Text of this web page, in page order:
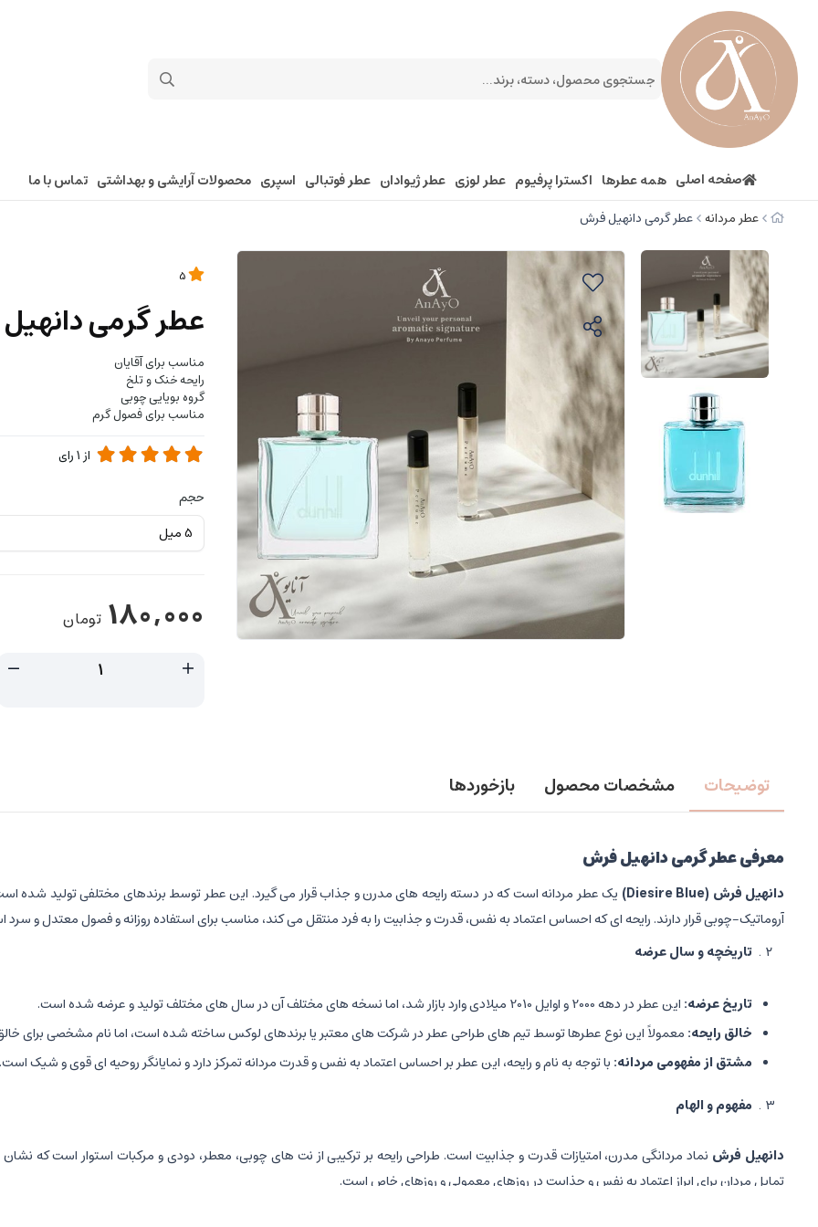
صفحه اصلی همه عطرها اکسترا پرفیوم عطر لوزی عطر ژیوادان عطر فوتبالی اسپری محصولات آرایشی و بهداشتی تماس با ما
عطر مردانه عطر گرمی دانهیل فرش
عطر گرمی
مناسب برای آقایان
رایحه خنک و تلخ
گروه بویایی چوبی
مناسب برای فصول گرم
از1رای
حجم
180,000 تومان
توضیحات مشخصات محصول بازخوردها
معرفی عطر گرمی دانهیل فرش
دانهیل فرش (Diesire Blue)
یک عطر مردانه است که در دسته رایحه های مدرن و جذاب قرار می گیرد. این عطر توسط برندهای مختلفی تولید شده
آروماتیک-چوبی قرار دارند. رایحه ای که احساس اعتماد به نفس، قدرت و جذابیت را به فرد منتقل می کند، مناسب برای استفاده روزانه و فصول معتدل و
تاریخچه و سال عرضه
تاریخ عرضه: این عطر در دهه 2000 و اوایل 2010 میلادی وارد بازار شد، اما نسخه های مختلف آن در سال های مختلف تولید و عرضه شده است.
خالق رایحه: معمولاً این نوع عطرها توسط تیم های طراحی عطر در شرکت های معتبر یا برندهای لوکس ساخته شده است، اما نام مشخصی برای
مشتق از مفهومی مردانه: با توجه به نام و رایحه، این عطر بر احساس اعتماد به نفس و قدرت مردانه تمرکز دارد و نمایانگر روحیه ای قوی و شیک است.
مفهوم و الهام
دانهیل فرش نماد مردانگی مدرن، امتیازات قدرت و جذابیت است. طراحی رایحه بر ترکیبی از نت های چوبی، معطر، دودی و مركبات استوار است
تمایل مردان برای ابراز اعتماد به نفس و جذابیت در روزهای معمولی و روزهای خاص است.